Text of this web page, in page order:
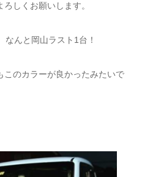
しくお願いします。
なんと岡山ラスト1台！
このカラーが良かったみたいで